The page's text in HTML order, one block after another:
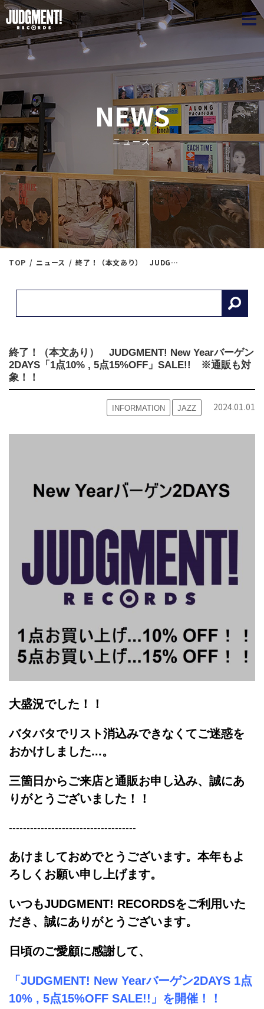
NEWS
ニュース
TOP ニュース 終了！（本文あり） JUDGMENT! New Yearバーゲン2DAYS「1点10% , 5点15%OFF」SALE!! ※通販も対象！！
終了！（本文あり） JUDGMENT! New Yearバーゲン
2DAYS「1点10% , 5点15%OFF」SALE!! ※通販も対
象！！
INFORMATION JAZZ 2024.01.01
大盛況でした！！
バタバタでリスト消込みできなくてご迷惑を
おかけしました...。
三箇日からご来店と通販お申し込み、誠にあ
りがとうございました！！
------------------------------------
あけましておめでとうございます。 本年もよ
ろしくお願い申し上げます。
いつもJUDGMENT! RECORDSをご利用いた
だき、誠にありがとうございます。
日頃のご愛顧に感謝して、
「JUDGMENT! New Yearバーゲン2DAYS 1点
10% , 5点15%OFF SALE!!」を開催！！